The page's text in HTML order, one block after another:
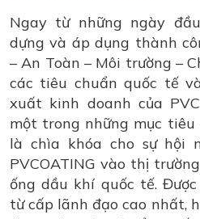
Ngay từ những ngày
dựng và áp dụng thành
– An Toàn – Môi trường –
các tiêu chuẩn quốc tế
xuất kinh doanh của
một trong những mục
là chìa khóa cho sự hội
PVCOATING vào thị
ống dầu khí quốc tế.
từ cấp lãnh đạo cao nhất,